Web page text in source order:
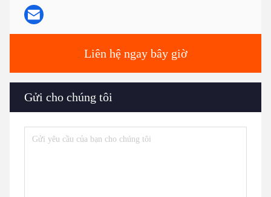
Liên hệ ngay bây giờ
Gửi cho chúng tôi